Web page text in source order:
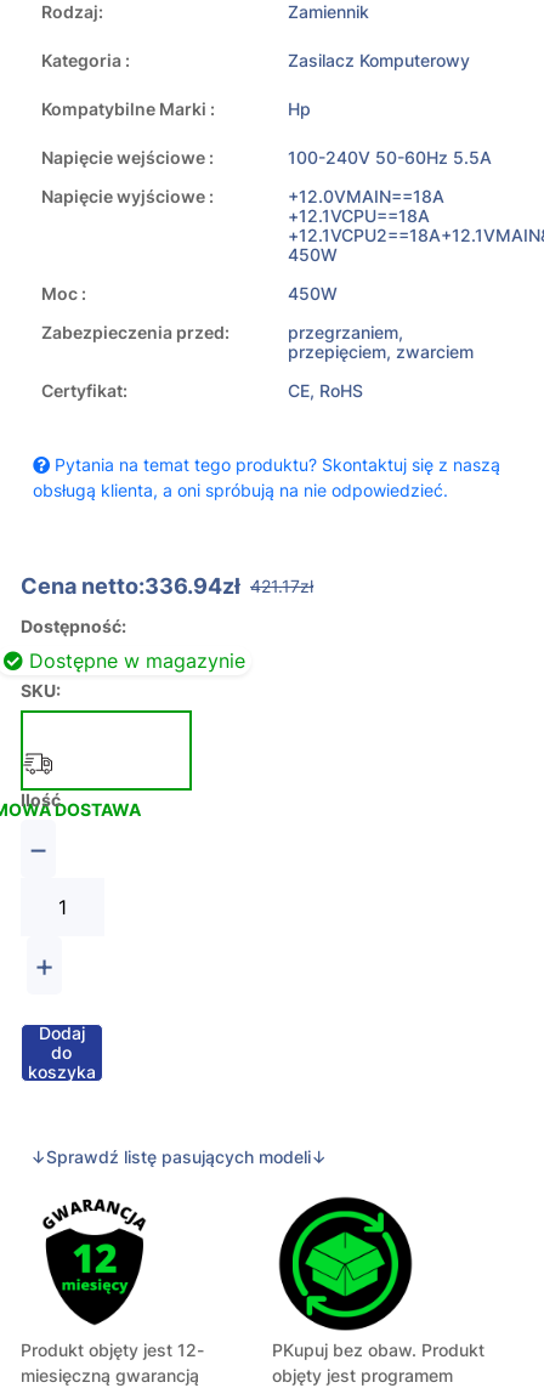
Rodzaj: Zamiennik
Kategoria : Zasilacz Komputerowy
Kompatybilne Marki : Hp
Napięcie wejściowe :
100-240V 50-60Hz 5.5A
Napięcie wyjściowe :
+12.0VMAIN==18A
+12.1VCPU==18A
450W
Moc :
450W
Zabezpieczenia przed:
przegrzaniem,
przepięciem, zwarciem
Certyfikat:
CE, RoHS
Pytania na temat tego produktu? Skontaktuj się z naszą
obsługą klienta, a oni spróbują na nie odpowiedzieć.
Cena netto:336.94zł 421.17zł
Dostępność:
Dostępne w magazynie
SKU:
DOSTAWA
Ilość
−
+
Dodaj
do
koszyka
↓Sprawdź listę pasujących modeli↓
Produkt objęty jest 12-
miesięczną gwarancją
PKupuj bez obaw. Produkt
objęty jest programem